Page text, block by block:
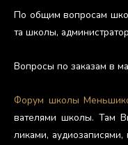
По об­щим воп­ро­сам
та шко­лы,
Воп­ро­сы по за­казам в
Фо­рум шко­лы
вате­лями шко­лы. Там
лика­ми,